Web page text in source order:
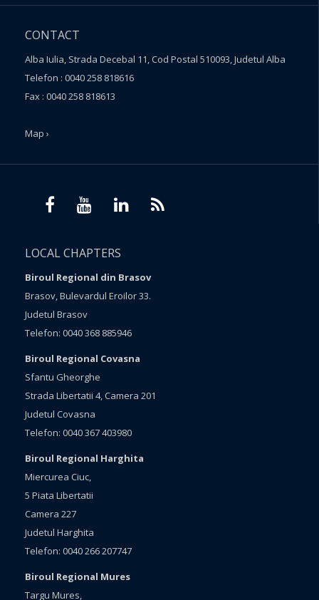
CONTACT
Alba Iulia, Strada Decebal 11, Cod Postal 510093, Judetul Alba
Telefon : 0040 258 818616
Fax : 0040 258 818613
Map ›
LOCAL CHAPTERS
Biroul Regional din Brasov
Brasov, Bulevardul Eroilor 33.
Judetul Brasov
Telefon: 0040 368 885946
Biroul Regional Covasna
Sfantu Gheorghe
Strada Libertatii 4, Camera 201
Judetul Covasna
Telefon: 0040 367 403980
Biroul Regional Harghita
Miercurea Ciuc,
5 Piata Libertatii
Camera 227
Judetul Harghita
Telefon: 0040 266 207747
Biroul Regional Mures
Targu Mures,